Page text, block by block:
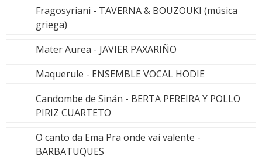
Fragosyriani - TAVERNA & BOUZOUKI (música
griega)
Mater Aurea - JAVIER PAXARIÑO
Maquerule - ENSEMBLE VOCAL HODIE
Candombe de Sinán - BERTA PEREIRA Y POLLO
PIRIZ CUARTETO
O canto da Ema Pra onde vai valente -
BARBATUQUES